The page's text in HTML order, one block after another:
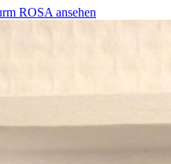
ROSA ansehen